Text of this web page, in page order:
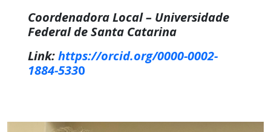
Coordenadora Local – Universidade
Federal de Santa Catarina
Link:https://orcid.org/0000-0002-
1884-5330